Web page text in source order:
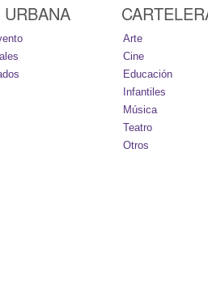
Arte
Cine
Educación
Infantiles
Música
Teatro
Otros